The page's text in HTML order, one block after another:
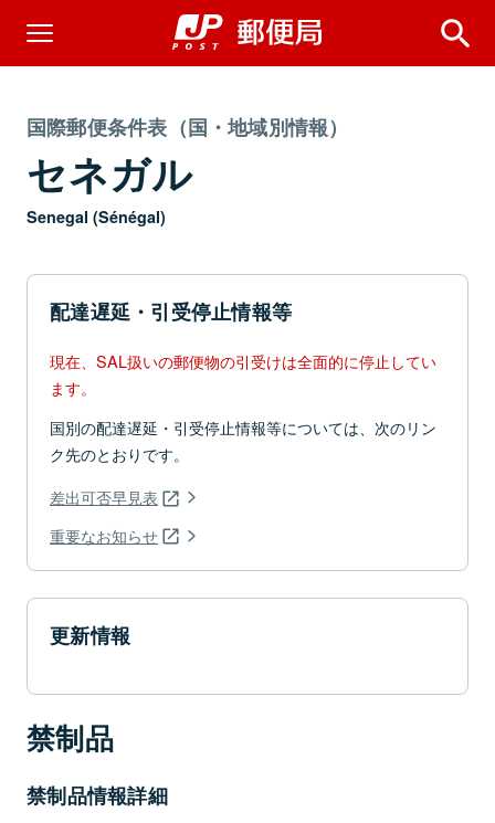
国際郵便条件表（国・地域別情報）
セネガル
Senegal (Sénégal)
配達遅延・引受停止情報等
現在、SAL扱いの郵便物の引受けは全面的に停止してい
ます。
国別の配達遅延・引受停止情報等については、次のリン
ク先のとおりです。
差出可否早見表
重要なお知らせ
更新情報
禁制品
禁制品情報詳細